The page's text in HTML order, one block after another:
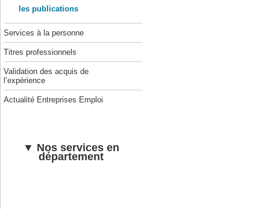
les publications
Services à la personne
Titres professionnels
Validation des acquis de
l’expérience
Actualité Entreprises Emploi
▼ Nos services en
département